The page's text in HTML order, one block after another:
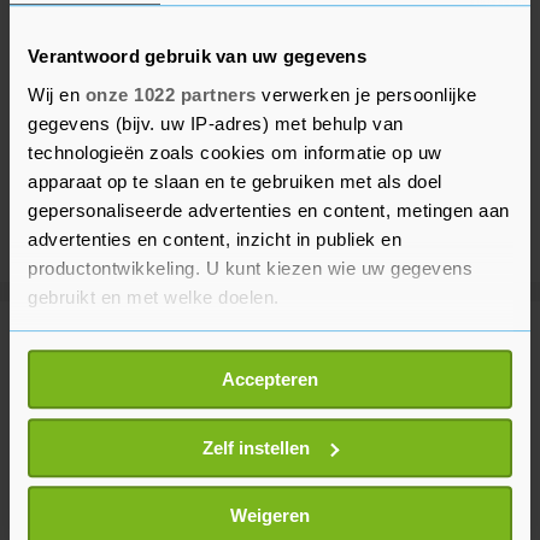
Verantwoord gebruik van uw gegevens
Wij en onze 1022 partners verwerken je persoonlijke
gegevens (bijv. uw IP-adres) met behulp van
technologieën zoals cookies om informatie op uw
apparaat op te slaan en te gebruiken met als doel
gepersonaliseerde advertenties en content, metingen aan
advertenties en content, inzicht in publiek en
productontwikkeling. U kunt kiezen wie uw gegevens
gebruikt en met welke doelen.
Als u het toestaat, willen we ook graag:
Informatie verzamelen over uw geografische
locatie, die tot een paar meter nauwkeurig kan zijn
Uw apparaat identificeren door het actief te
scannen op specifieke eigenschappen (fingerprinting)
Lees meer over hoe uw persoonlijke gegevens worden
Accepteren
Zelf instellen
Weigeren
Meer uit Buitenland
Noodtoestand in West-Canadese
provincie om natuurbranden
2 uur geleden